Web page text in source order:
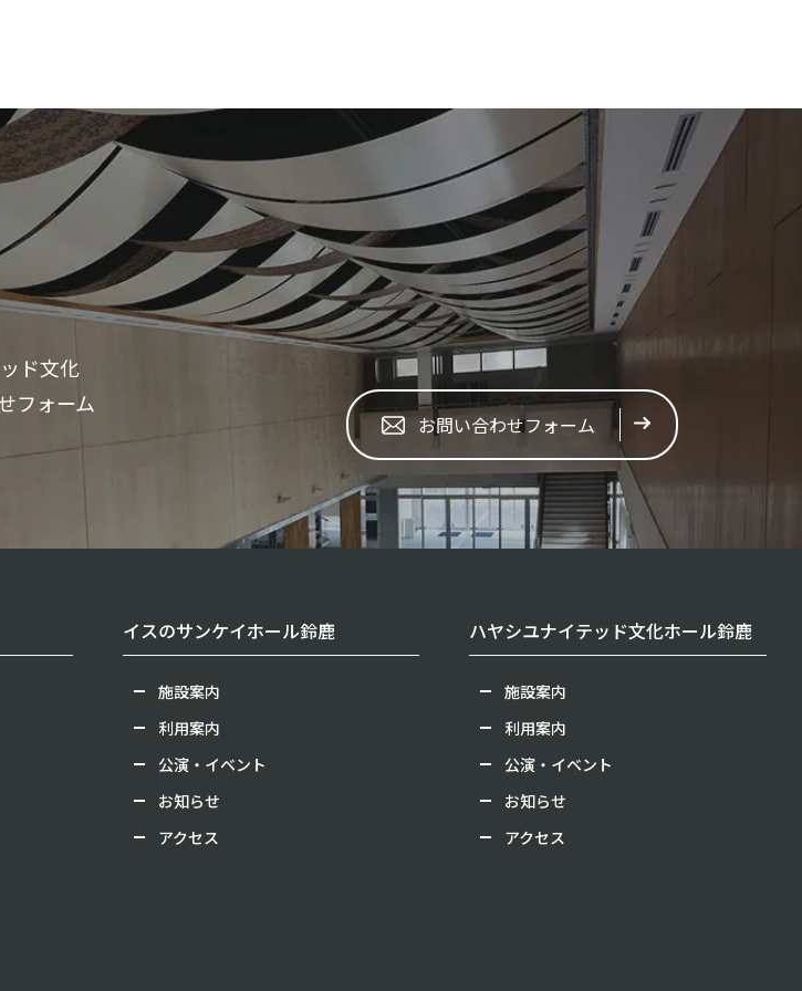
ド文化
フォーム
お問い合わせフォーム
イスのサンケイホール鈴鹿
施設案内
利用案内
公演・イベント
お知らせ
アクセス
ハヤシユナイテッド文化ホール鈴鹿
施設案内
利用案内
公演・イベント
お知らせ
アクセス